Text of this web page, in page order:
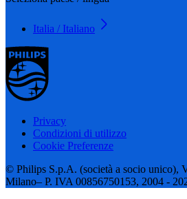
Italia / Italiano
Privacy
Condizioni di utilizzo
Cookie Preferenze
© Philips S.p.A. (società a socio unico),
Milano– P. IVA 00856750153, 2004 -